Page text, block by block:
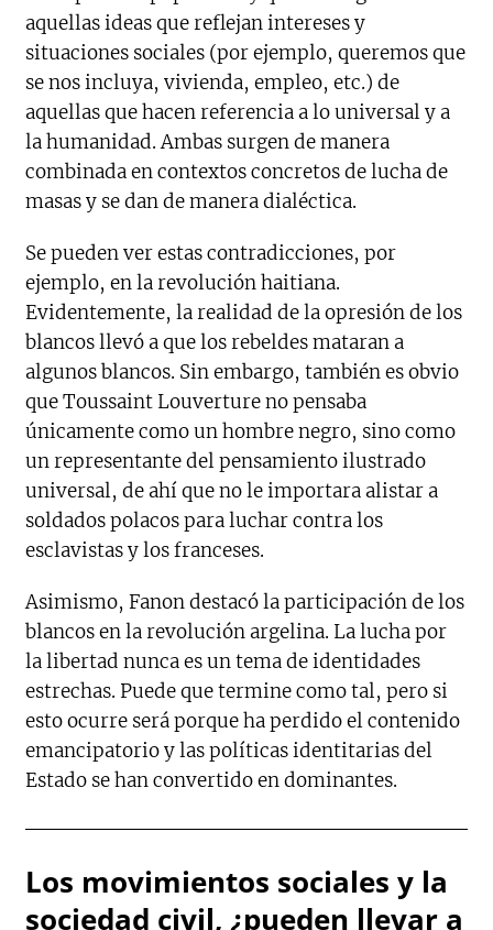
aquellas ideas que reflejan intereses y
situaciones sociales (por ejemplo, queremos que
se nos incluya, vivienda, empleo, etc.) de
aquellas que hacen referencia a lo universal y a
la humanidad. Ambas surgen de manera
combinada en contextos concretos de lucha de
masas y se dan de manera dialéctica.
Se pueden ver estas contradicciones, por
ejemplo, en la revolución haitiana.
Evidentemente, la realidad de la opresión de los
blancos llevó a que los rebeldes mataran a
algunos blancos. Sin embargo, también es obvio
que Toussaint Louverture no pensaba
únicamente como un hombre negro, sino como
un representante del pensamiento ilustrado
universal, de ahí que no le importara alistar a
soldados polacos para luchar contra los
esclavistas y los franceses.
Asimismo, Fanon destacó la participación de los
blancos en la revolución argelina. La lucha por
la libertad nunca es un tema de identidades
estrechas. Puede que termine como tal, pero si
esto ocurre será porque ha perdido el contenido
emancipatorio y las políticas identitarias del
Estado se han convertido en dominantes.
Los movimientos sociales y la
sociedad civil, ¿pueden llevar a